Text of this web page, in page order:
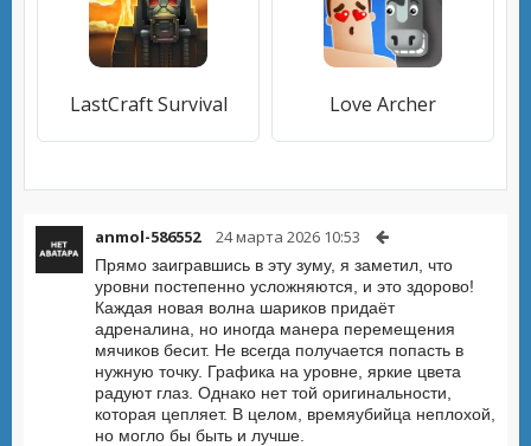
LastCraft Survival Love Archer
anmol-586552 24 марта 2026 10:53
Прямо заигравшись в эту зуму, я заметил, что
уровни постепенно усложняются, и это здорово!
Каждая новая волна шариков придаёт
адреналина, но иногда манера перемещения
мячиков бесит. Не всегда получается попасть в
нужную точку. Графика на уровне, яркие цвета
радуют глаз. Однако нет той оригинальности,
которая цепляет. В целом, времяубийца неплохой,
но могло бы быть и лучше.